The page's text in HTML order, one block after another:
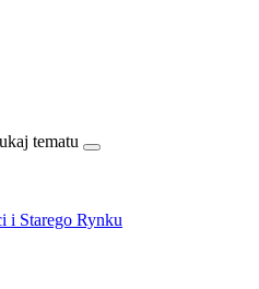
tematu
i Starego Rynku